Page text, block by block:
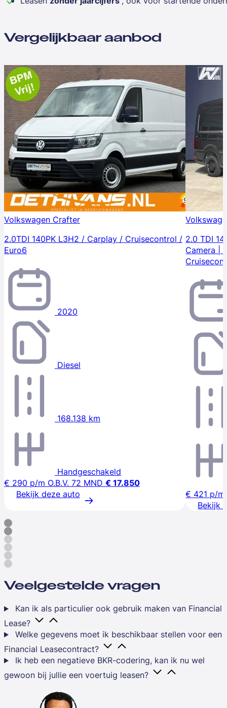
Vergelijkbaar aanbod
Volkswagen Crafter
2.0TDI 140PK L3H2 / Carplay / Cruisecontrol /
Euro6
2020
Diesel
168.138 km
Handgeschakeld
€ 290 p/m O.B.V. 72 MND € 17.850
Bekijk deze auto
2.0 TDI
Camera |
€ 421 p/m
Bekijk
Veelgestelde vragen
Kan ik als particulier ook gebruik maken van Financial
Lease?
Welke gegevens moet ik beschikbaar stellen voor een
Financial Leasecontract?
Ik heb een negatieve BKR-codering, kan ik nu wel
gewoon bij jullie een voertuig leasen?